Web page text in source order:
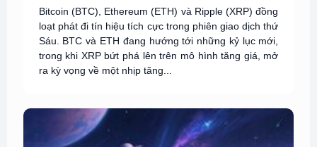
Bitcoin (BTC), Ethereum (ETH) và Ripple (XRP) đồng
loạt phát đi tín hiệu tích cực trong phiên giao dịch thứ
Sáu. BTC và ETH đang hướng tới những kỷ lục mới,
trong khi XRP bứt phá lên trên mô hình tăng giá, mở
ra kỳ vọng về một nhịp tăng...